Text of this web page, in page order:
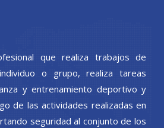
que realiza trabajos de
o grupo, realiza tareas
y entrenamiento deportivo y
de las actividades realizadas en
seguridad al conjunto de los